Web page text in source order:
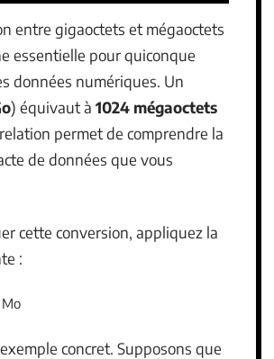
entre gigaoctets et mégaoctets
essentielle pour quiconque
données numériques. Un
) équivaut à 1024 mégaoctets
permet de comprendre la
de données que vous
cette conversion, appliquez la
:
Mo
concret. Supposons que